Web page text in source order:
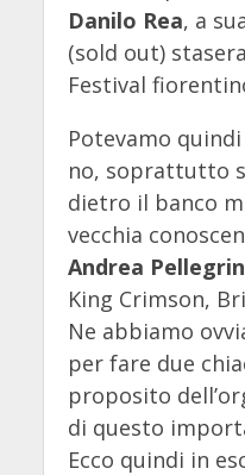
Danilo Rea, a
(sold out)
Festival
Potevamo
no, soprattutto
dietro il banco
vecchia
Andrea
King Crimson,
Ne abbiamo
per fare due
proposito
di questo
Ecco quindi in